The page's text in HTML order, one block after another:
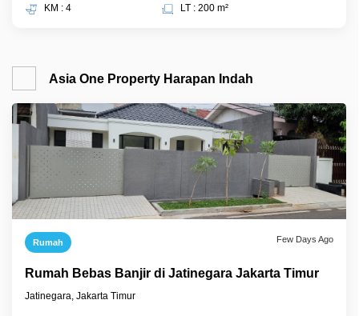
KM : 4
LT : 200 m²
Asia One Property Harapan Indah
Rumah Few Days Ago
Rumah Bebas Banjir di Jatinegara Jakarta Timur
Jatinegara, Jakarta Timur